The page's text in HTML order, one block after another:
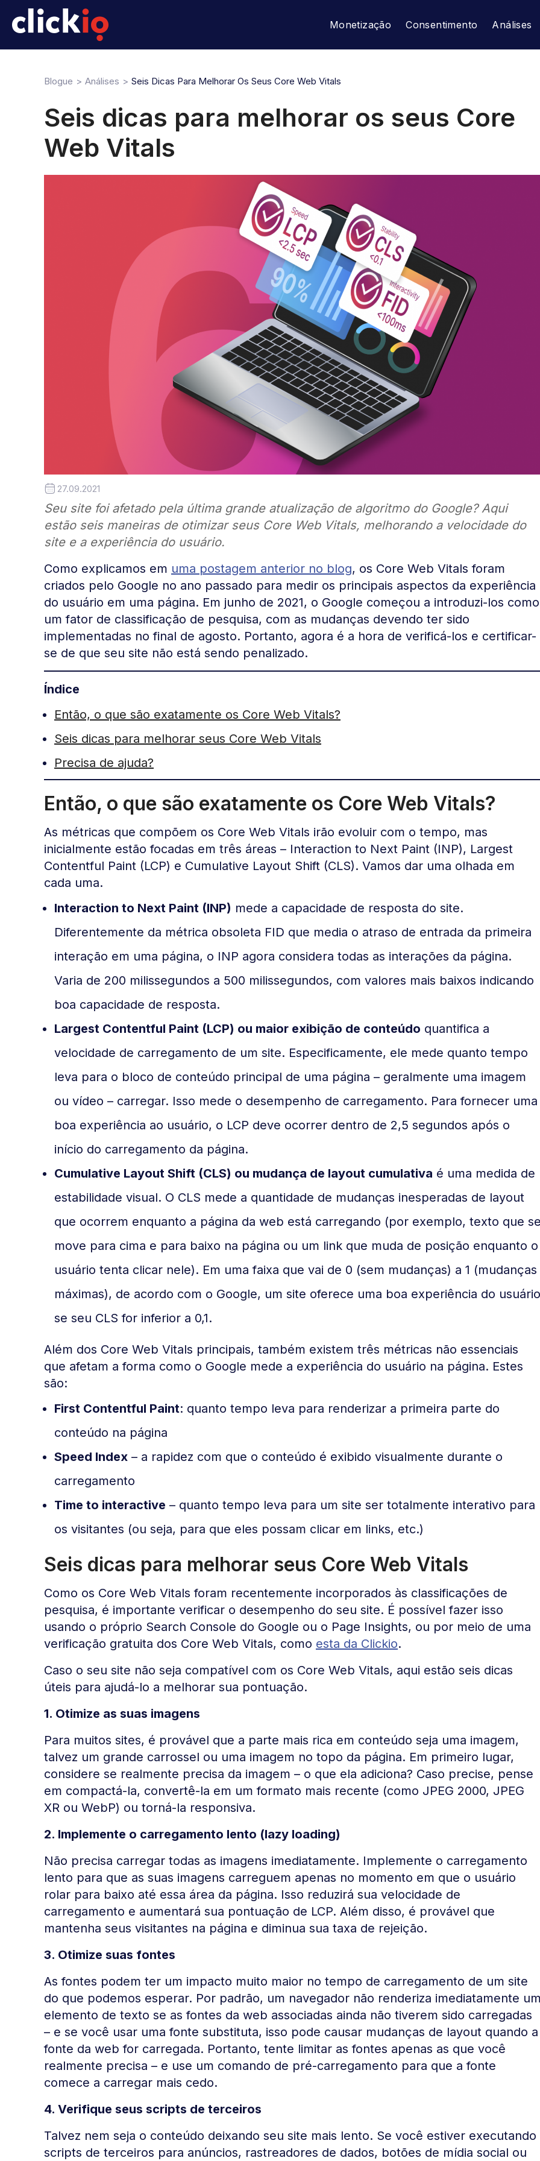
Monetização Consentimento Análises
Blogue Análises Seis Dicas Para Melhorar Os Seus Core Web Vitals
Seis dicas para melhorar os seus Core
Web Vitals
27.09.2021
Seu site foi afetado pela última grande atualização de algoritmo do Google? Aqui
estão seis maneiras de otimizar seus Core Web Vitals, melhorando a velocidade do
site e a experiência do usuário.
Como explicamos em uma postagem anterior no blog, os Core Web Vitals foram
criados pelo Google no ano passado para medir os principais aspectos da experiência
do usuário em uma página. Em junho de 2021, o Google começou a introduzi-los como
um fator de classificação de pesquisa, com as mudanças devendo ter sido
implementadas no final de agosto. Portanto, agora é a hora de verificá-los e certificar-
se de que seu site não está sendo penalizado.
Índice
Então, o que são exatamente os Core Web Vitals?
Seis dicas para melhorar seus Core Web Vitals
Precisa de ajuda?
Então, o que são exatamente os Core Web Vitals?
As métricas que compõem os Core Web Vitals irão evoluir com o tempo, mas
inicialmente estão focadas em três áreas – Interaction to Next Paint (INP), Largest
Contentful Paint (LCP) e Cumulative Layout Shift (CLS). Vamos dar uma olhada em
cada uma.
Interaction to Next Paint (INP) mede a capacidade de resposta do site.
Diferentemente da métrica obsoleta FID que media o atraso de entrada da primeira
interação em uma página, o INP agora considera todas as interações da página.
Varia de 200 milissegundos a 500 milissegundos, com valores mais baixos indicando
boa capacidade de resposta.
Largest Contentful Paint (LCP) ou maior exibição de conteúdo quantifica a
velocidade de carregamento de um site. Especificamente, ele mede quanto tempo
leva para o bloco de conteúdo principal de uma página – geralmente uma imagem
ou vídeo – carregar. Isso mede o desempenho de carregamento. Para fornecer uma
boa experiência ao usuário, o LCP deve ocorrer dentro de 2,5 segundos após o
início do carregamento da página.
Cumulative Layout Shift (CLS) ou mudança de layout cumulativa é uma medida de
estabilidade visual. O CLS mede a quantidade de mudanças inesperadas de layout
que ocorrem enquanto a página da web está carregando (por exemplo, texto que
move para cima e para baixo na página ou um link que muda de posição enquanto o
usuário tenta clicar nele). Em uma faixa que vai de 0 (sem mudanças) a 1 (mudanças
máximas), de acordo com o Google, um site oferece uma boa experiência do usuário
se seu CLS for inferior a 0,1.
Além dos Core Web Vitals principais, também existem três métricas não essenciais
que afetam a forma como o Google mede a experiência do usuário na página. Estes
são:
First Contentful Paint: quanto tempo leva para renderizar a primeira parte do
conteúdo na página
Speed Index – a rapidez com que o conteúdo é exibido visualmente durante o
carregamento
Time to interactive – quanto tempo leva para um site ser totalmente interativo para
os visitantes (ou seja, para que eles possam clicar em links, etc.)
Seis dicas para melhorar seus Core Web Vitals
Como os Core Web Vitals foram recentemente incorporados às classificações de
pesquisa, é importante verificar o desempenho do seu site. É possível fazer isso
usando o próprio Search Console do Google ou o Page Insights, ou por meio de uma
verificação gratuita dos Core Web Vitals, como esta da Clickio.
Caso o seu site não seja compatível com os Core Web Vitals, aqui estão seis dicas
úteis para ajudá-lo a melhorar sua pontuação.
1. Otimize as suas imagens
Para muitos sites, é provável que a parte mais rica em conteúdo seja uma imagem,
talvez um grande carrossel ou uma imagem no topo da página. Em primeiro lugar,
considere se realmente precisa da imagem – o que ela adiciona? Caso precise, pense
em compactá-la, convertê-la em um formato mais recente (como JPEG 2000, JPEG
XR ou WebP) ou torná-la responsiva.
2. Implemente o carregamento lento (lazy loading)
Não precisa carregar todas as imagens imediatamente. Implemente o carregamento
lento para que as suas imagens carreguem apenas no momento em que o usuário
rolar para baixo até essa área da página. Isso reduzirá sua velocidade de
carregamento e aumentará sua pontuação de LCP. Além disso, é provável que
mantenha seus visitantes na página e diminua sua taxa de rejeição.
3. Otimize suas fontes
As fontes podem ter um impacto muito maior no tempo de carregamento de um site
do que podemos esperar. Por padrão, um navegador não renderiza imediatamente
elemento de texto se as fontes da web associadas ainda não tiverem sido carregadas
– e se você usar uma fonte substituta, isso pode causar mudanças de layout quando a
fonte da web for carregada. Portanto, tente limitar as fontes apenas as que você
realmente precisa – e use um comando de pré-carregamento para que a fonte
comece a carregar mais cedo.
4. Verifique seus scripts de terceiros
Talvez nem seja o conteúdo deixando seu site mais lento. Se você estiver executando
scripts de terceiros para anúncios, rastreadores de dados, botões de mídia social ou